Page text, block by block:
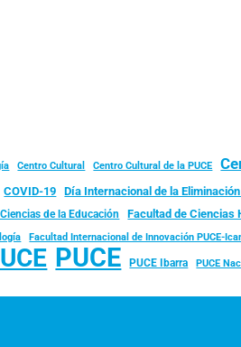
Centro Cultural Centro Cultural de la PUCE
COVID-19 Día Internacional de la
de la Educación Facultad de Ciencias
Facultad Internacional de Innovación PUCE-
PUCE PUCE Ibarra PUCE